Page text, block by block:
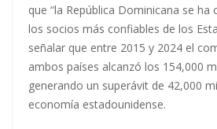
que “la República Dominicana se
los socios más confiables de los
señalar que entre 2015 y 2024 el
ambos países alcanzó los 154,000
generando un superávit de 42,000
economía estadounidense.